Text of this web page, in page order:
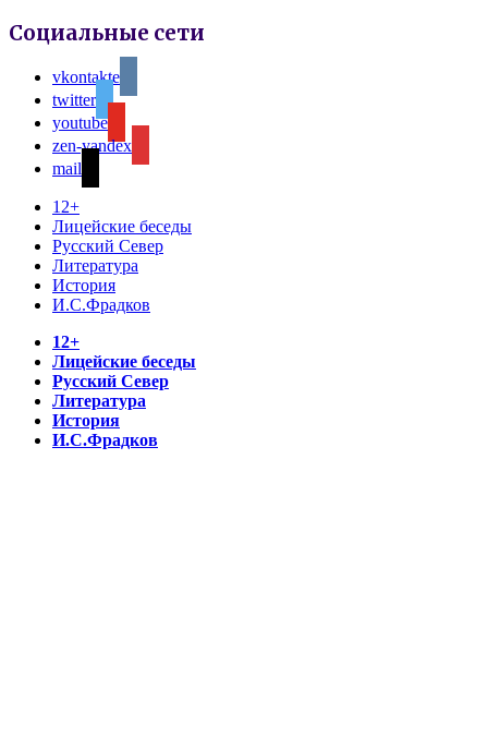
Социальные сети
vkontakte
twitter
youtube
zen-yandex
mail
12+
Лицейские беседы
Русский Север
Литература
История
И.С.Фрадков
12+
Лицейские беседы
Русский Север
Литература
История
И.С.Фрадков